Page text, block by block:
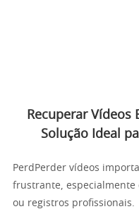
Recuperar Vídeos
Solução Ideal
PerdPerder vídeos
frustrante, especialmente
ou registros profissionais.